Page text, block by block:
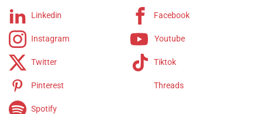
Linkedin Facebook
Instagram Youtube
Twitter Tiktok
Pinterest Threads
Spotify